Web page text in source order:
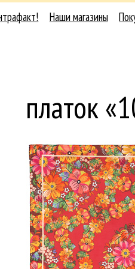
Наши магазины
платок